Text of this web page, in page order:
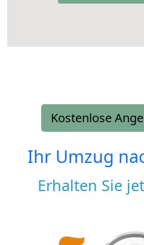
Kostenlose
Ihr Umzug
Erhalten Sie